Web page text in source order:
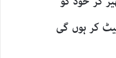
کر ہوں گی